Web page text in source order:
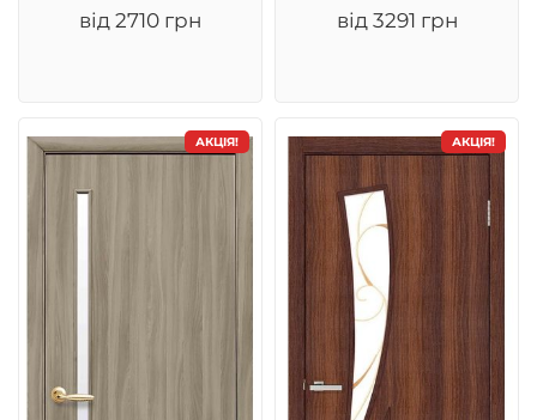
від 2710 грн від 3291 грн
АКЦІЯ! АКЦІЯ!